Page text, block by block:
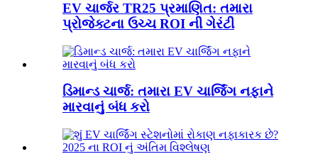
EV ચાર્જર TR25 પ્રમાણિત: તમારા
પ્રોજેક્ટના ઉચ્ચ ROI ની ગેરંટી
ડિમાન્ડ ચાર્જ: તમારા EV ચાર્જિંગ નફાને
મારવાનું બંધ કરો